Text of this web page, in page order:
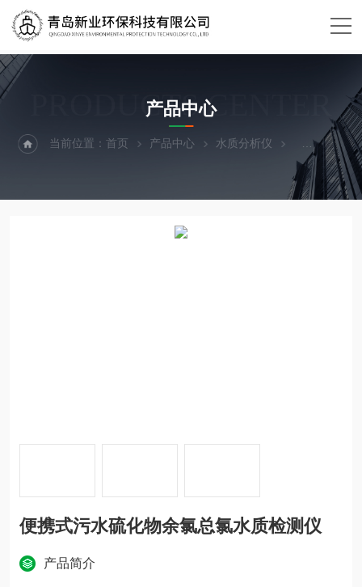
PRODUCTS CENTER
产品中心
当前位置：首页 产品中心 水质分析仪 便携式水质
便携式污水硫化物余氯总氯水质检测仪
产品简介